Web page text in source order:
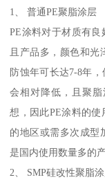
1、 普通PE聚脂涂层
PE涂料对于材质有
且产品多，颜色和
防蚀年可长达7-8年
会相对降低，且聚
想，因此PE涂料的
的地区或需多次成型
是国内使用数量多的
2、 SMP硅改性聚脂涂